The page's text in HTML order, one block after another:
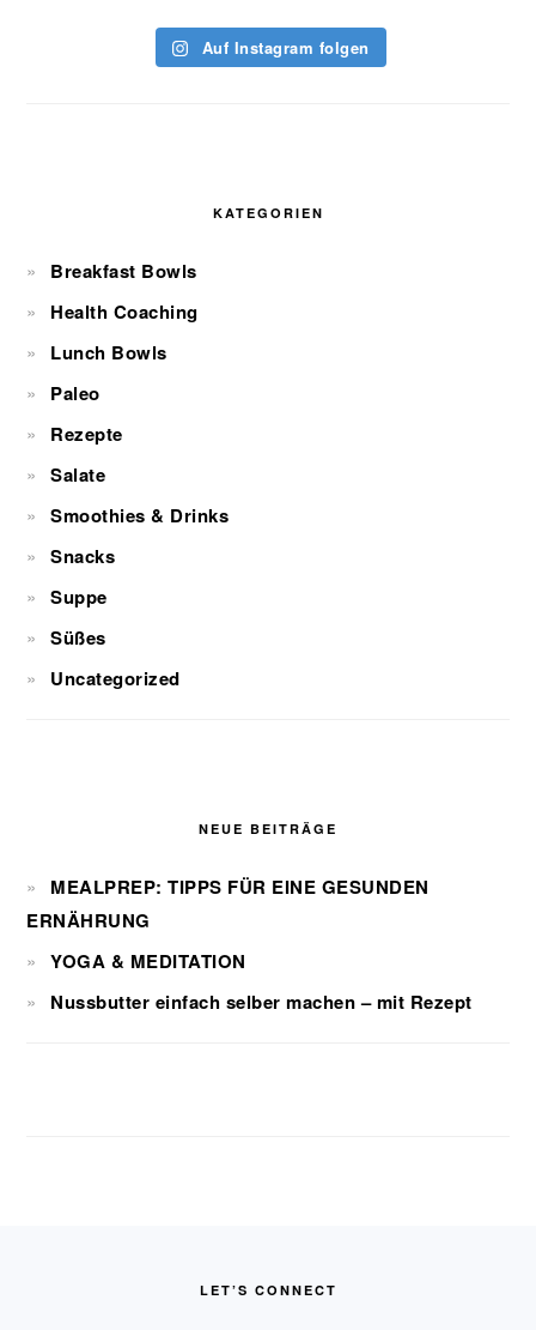
Auf Instagram folgen
KATEGORIEN
Breakfast Bowls
Health Coaching
Lunch Bowls
Paleo
Rezepte
Salate
Smoothies & Drinks
Snacks
Suppe
Süßes
Uncategorized
NEUE BEITRÄGE
MEALPREP: TIPPS FÜR EINE GESUNDEN
ERNÄHRUNG
YOGA & MEDITATION
Nussbutter einfach selber machen – mit Rezept
LET’S CONNECT